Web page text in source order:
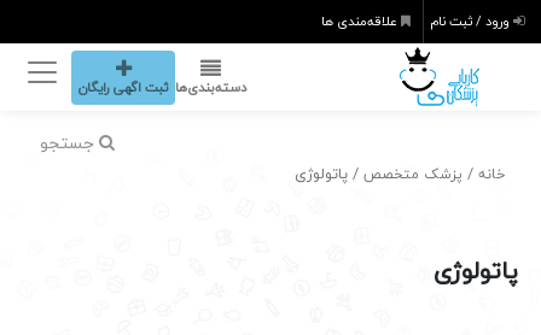
ورود / ثبت نام علاقه‌مندی ها
دسته‌بندی‌ها ثبت اگهی رایگان
جستجو
خانه / پزشک متخصص / پاتولوژی
پاتولوژی